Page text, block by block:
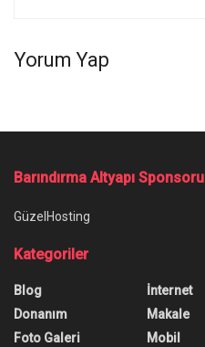
Yorum Yap
Barındırma Altyapı Sponsoru
GüzelHosting
Kategoriler
Blog
Donanım
Foto Galeri
İnternet
Makale
Mobil